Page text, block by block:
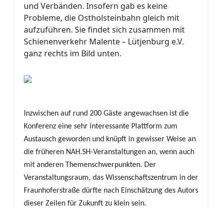
und Verbänden. Insofern gab es keine
Probleme, die Ostholsteinbahn gleich mit
aufzuführen. Sie findet sich zusammen mit
Schienenverkehr Malente – Lütjenburg e.V.
ganz rechts im Bild unten.
Inzwischen auf rund 200 Gäste angewachsen ist die
Konferenz eine sehr interessante Plattform zum
Austausch geworden und knüpft in gewisser Weise an
die früheren NAH.SH-Veranstaltungen an, wenn auch
mit anderen Themenschwerpunkten. Der
Veranstaltungsraum, das Wissenschaftszentrum in der
Fraunhoferstraße dürfte nach Einschätzung des Autors
dieser Zeilen für Zukunft zu klein sein.